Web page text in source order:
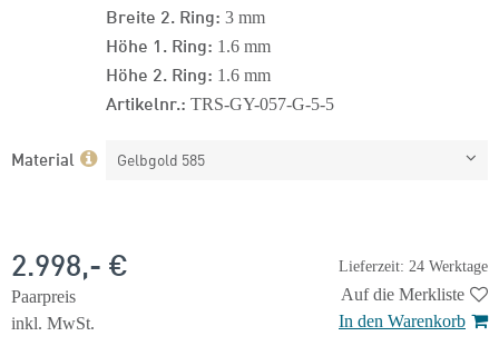
Breite 2. Ring: 3 mm
Höhe 1. Ring: 1.6 mm
Höhe 2. Ring: 1.6 mm
Artikelnr.: TRS-GY-057-G-5-5
Material Gelbgold 585
Lieferzeit: 24 Werktage
2.998,- €
Paarpreis
inkl. MwSt.
Auf die Merkliste
In den Warenkorb